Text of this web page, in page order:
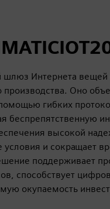
Интернета вещей
производства. Оно
гибких
беспрепятственную
высокой
и сокращает
поддерживает
способствует
окупаемость